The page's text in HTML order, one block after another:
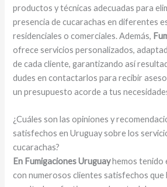
productos y técnicas adecuadas para
presencia de cucarachas en diferentes
residenciales o comerciales. Además,
ofrece servicios personalizados,
de cada cliente, garantizando así
dudes en contactarlos para recibir
un presupuesto acorde a tus
¿Cuáles son las opiniones y
satisfechos en Uruguay sobre los
cucarachas?
En Fumigaciones Uruguayhemos tenido
con numerosos clientes satisfechos que